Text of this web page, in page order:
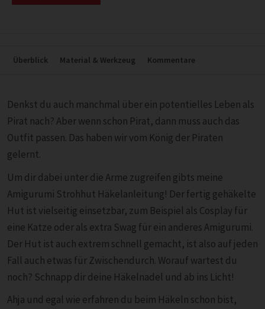
Überblick Material & Werkzeug Kommentare
Denkst du auch manchmal über ein potentielles Leben als
Pirat nach? Aber wenn schon Pirat, dann muss auch das
Outfit passen. Das haben wir vom König der Piraten
gelernt.
Um dir dabei unter die Arme zugreifen gibts meine
Amigurumi Strohhut Häkelanleitung! Der fertig gehäkelte
Hut ist vielseitig einsetzbar, zum Beispiel als Cosplay für
eine Katze oder als extra Swag für ein anderes Amigurumi.
Der Hut ist auch extrem schnell gemacht, ist also auf jeden
Fall auch etwas für Zwischendurch. Worauf wartest du
noch? Schnapp dir deine Häkelnadel und ab ins Licht!
Ahja und egal wie erfahren du beim Häkeln schon bist,